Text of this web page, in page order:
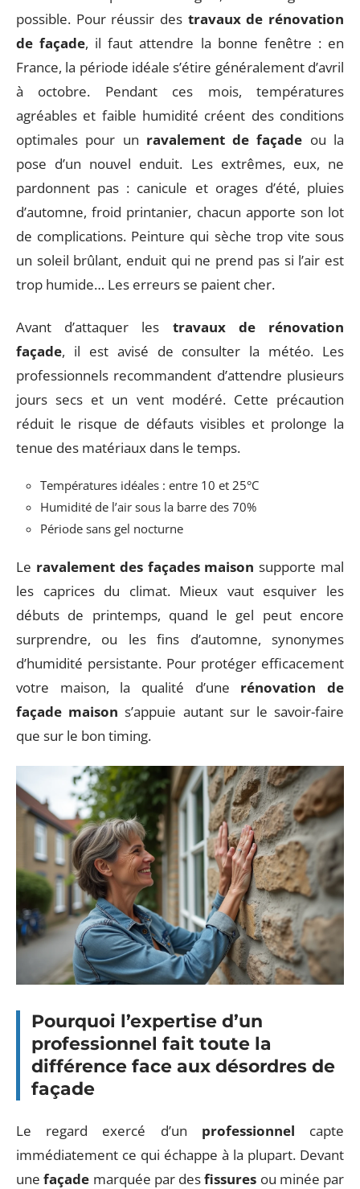
possible. Pour réussir des travaux de rénovation
de façade, il faut attendre la bonne fenêtre : en
France, la période idéale s’étire généralement d’avril
à octobre. Pendant ces mois, températures
agréables et faible humidité créent des conditions
optimales pour un ravalement de façade ou la
pose d’un nouvel enduit. Les extrêmes, eux, ne
pardonnent pas : canicule et orages d’été, pluies
d’automne, froid printanier, chacun apporte son lot
de complications. Peinture qui sèche trop vite sous
un soleil brûlant, enduit qui ne prend pas si l’air est
trop humide… Les erreurs se paient cher.
Avant d’attaquer les travaux de rénovation
façade, il est avisé de consulter la météo. Les
professionnels recommandent d’attendre plusieurs
jours secs et un vent modéré. Cette précaution
réduit le risque de défauts visibles et prolonge la
tenue des matériaux dans le temps.
Températures idéales : entre 10 et 25°C
Humidité de l’air sous la barre des 70%
Période sans gel nocturne
Le ravalement des façades maison supporte mal
les caprices du climat. Mieux vaut esquiver les
débuts de printemps, quand le gel peut encore
surprendre, ou les fins d’automne, synonymes
d’humidité persistante. Pour protéger efficacement
votre maison, la qualité d’une rénovation de
façade maison s’appuie autant sur le savoir-faire
que sur le bon timing.
Pourquoi l’expertise d’un
professionnel fait toute la
différence face aux désordres de
façade
Le regard exercé d’un professionnel capte
immédiatement ce qui échappe à la plupart. Devant
unefaçade marquée par desfissures ou minée par